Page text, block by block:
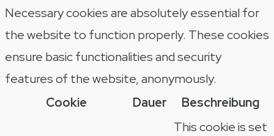
Necessary cookies are absolutely essential for
the website to function properly. These cookies
ensure basic functionalities and security
features of the website, anonymously.
Cookie
Dauer Beschreibung
This cookie is set